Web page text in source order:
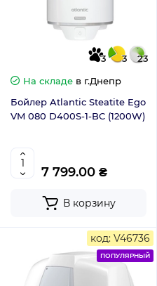
3 3
23
На складе в г.Днепр
Бойлер Atlantic Steatite Ego
VM 080 D400S-1-BC (1200W)
7 799.00 ₴
В корзину
код: V46736
ПОПУЛЯРНЫЙ